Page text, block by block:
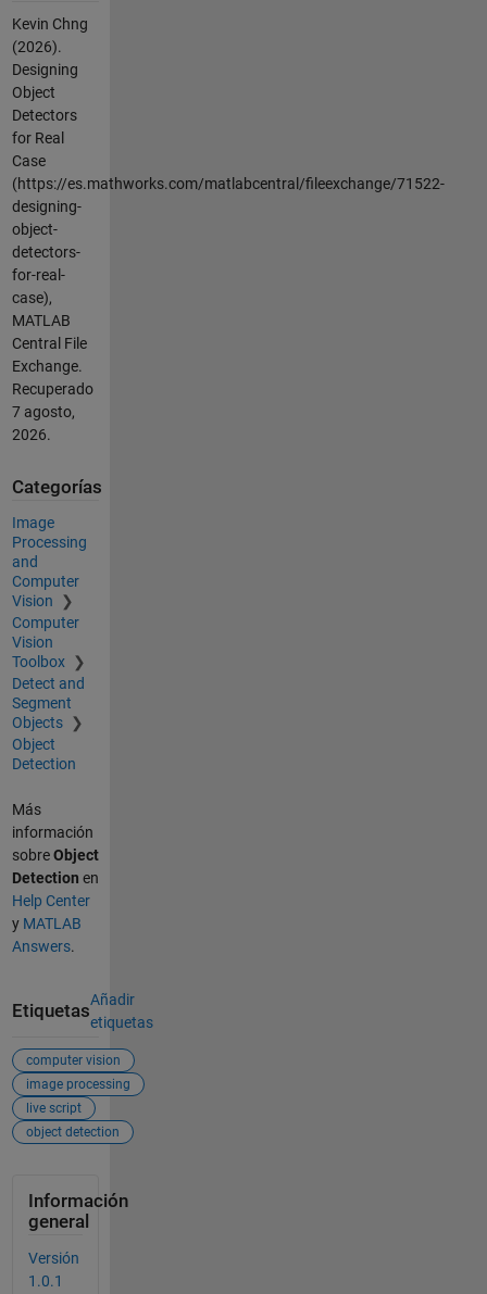
Kevin Chng
(2026).
Designing
Object
Detectors
for Real
Case
(https://es.mathworks.com/matlabcentral/fileexchange/71522-
designing-
object-
detectors-
for-real-
case),
MATLAB
Central File
Exchange.
Recuperado
7 agosto,
2026.
Categorías
Image
Processing
and
Computer
Vision
Computer
Vision
Toolbox
Detect and
Segment
Objects
Object
Detection
Más
información
sobreObject
Detection en
Help Center
y MATLAB
Answers.
Etiquetas
Añadir
etiquetas
computer vision
image processing
live script
object detection
Información
general
Versión
1.0.1